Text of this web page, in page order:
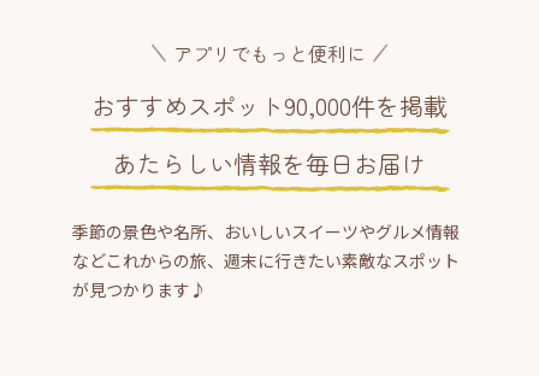
アプリでもっと便利に
おすすめスポット90,000件を掲載
あたらしい情報を毎日お届け
季節の景色や名所、おいしいスイーツやグルメ情報
などこれからの旅、週末に行きたい素敵なスポット
が見つかります♪